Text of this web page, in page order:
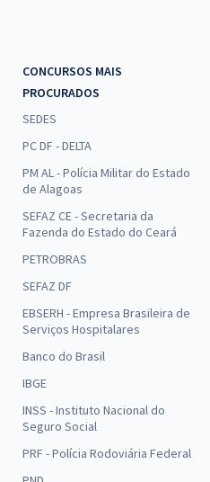
CONCURSOS MAIS
PROCURADOS
SEDES
PC DF - DELTA
PM AL - Polícia Militar do Estado
de Alagoas
SEFAZ CE - Secretaria da
Fazenda do Estado do Ceará
PETROBRAS
SEFAZ DF
EBSERH - Empresa Brasileira de
Serviços Hospitalares
Banco do Brasil
IBGE
INSS - Instituto Nacional do
Seguro Social
PRF - Polícia Rodoviária Federal